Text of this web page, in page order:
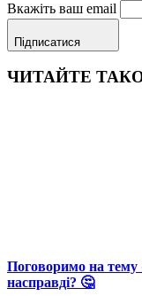
Вкажіть ваш email
Підписатися
ЧИТАЙТЕ
Поговоримо на
насправді? 🤔